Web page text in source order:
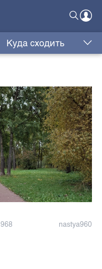
Куда сходить
968 nastya960